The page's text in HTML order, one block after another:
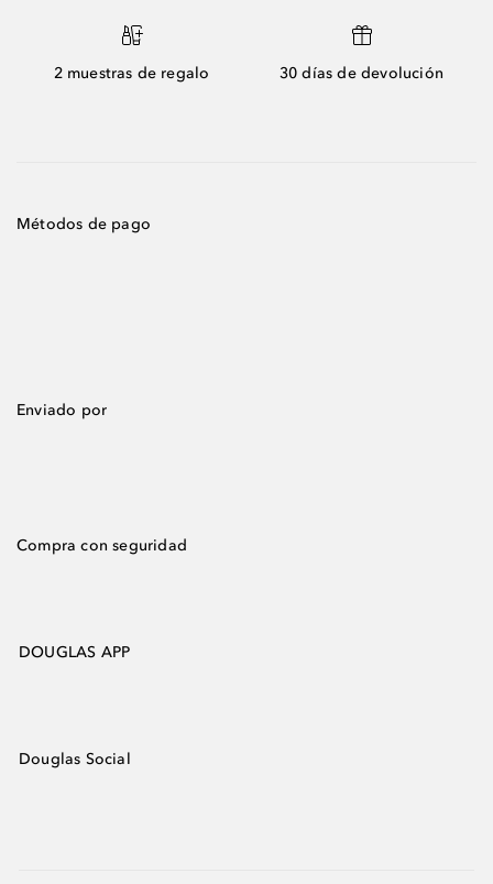
2 muestras de regalo 30 días de devolución
Métodos de pago
Enviado por
Compra con seguridad
DOUGLAS APP
Douglas Social